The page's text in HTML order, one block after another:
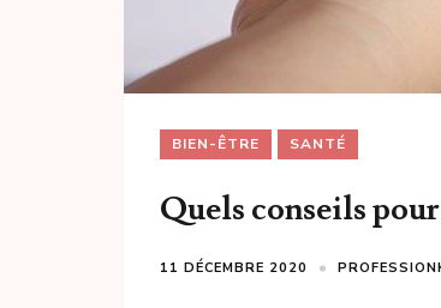
BIEN-ÊTRE SANTÉ
Quels conseils
11 DÉCEMBRE 2020